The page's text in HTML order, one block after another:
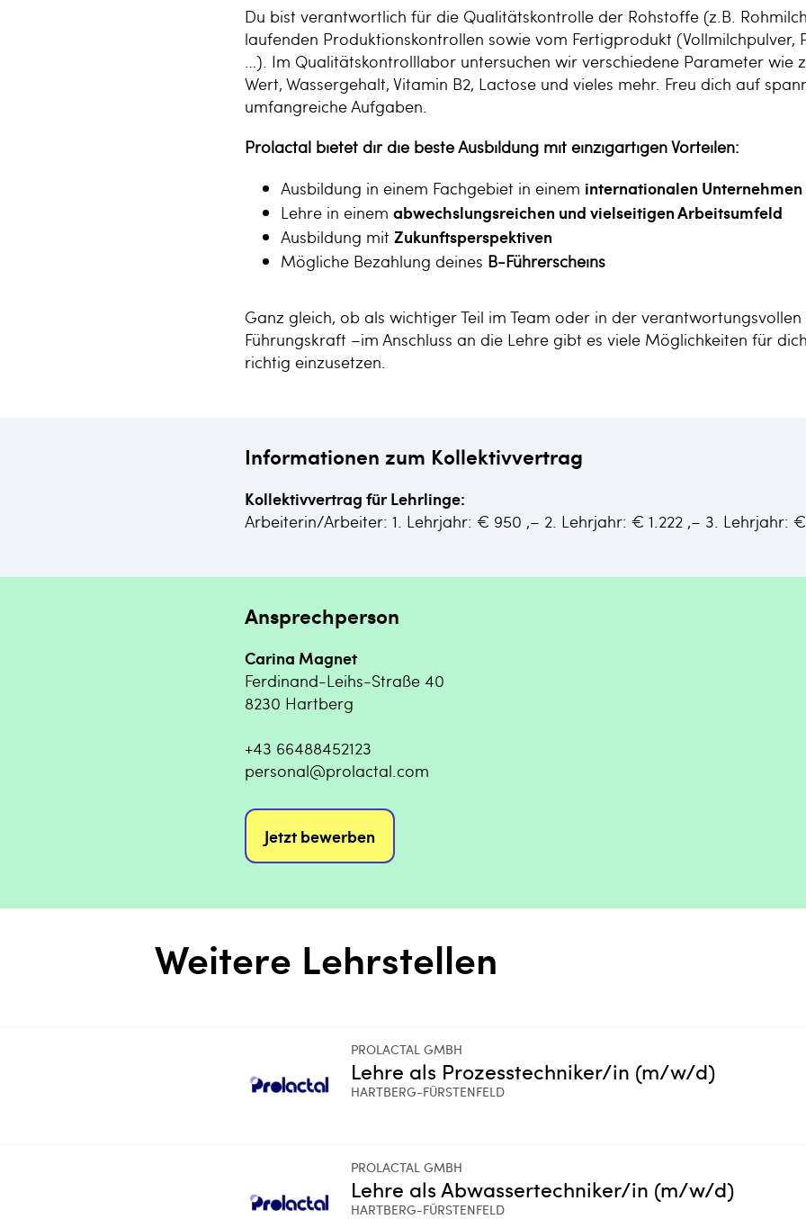
Du bist verantwortlich für die Qualitätskontrolle der Rohstoffe (z.B.
laufenden Produktionskontrollen sowie vom Fertigprodukt (Vollmilchpulver,
…). Im Qualitätskontrolllabor untersuchen wir verschiedene Parameter wie
Wert, Wassergehalt, Vitamin B2, Lactose und vieles mehr. Freu dich auf
umfangreiche Aufgaben.
Prolactal bietet dir die beste Ausbildung mit einzigartigen Vorteilen:
Ausbildung in einem Fachgebiet in einem internationalen Unternehmen
Lehre in einem abwechslungsreichen und vielseitigen Arbeitsumfeld
Ausbildung mit Zukunftsperspektiven
Mögliche Bezahlung deines B-Führerscheins
Ganz gleich, ob als wichtiger Teil im Team oder in der
Führungskraft –im Anschluss an die Lehre gibt es viele Möglichkeiten für
richtig einzusetzen.
Informationen zum Kollektivvertrag
Kollektivvertrag für Lehrlinge:
Arbeiterin/Arbeiter: 1. Lehrjahr: € 950 ,– 2. Lehrjahr: € 1.222 ,– 3. Lehrjahr: €
Ansprechperson
Carina Magnet
Ferdinand-Leihs-Straße 40
8230 Hartberg
+43 66488452123
personal@prolactal.com
Jetzt bewerben
Weitere Lehrstellen
PROLACTAL GMBH
Lehre als Prozesstechniker/in (m/w/d)
HARTBERG-FÜRSTENFELD
PROLACTAL GMBH
Lehre als Abwassertechniker/in (m/w/d)
HARTBERG-FÜRSTENFELD